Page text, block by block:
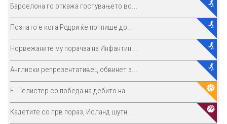
Барселона го откажа гостувањето во...
Познато е кога Родри ќе потпише до...
Норвежаните му порачаа на Инфантин...
Англиски репрезентативец обвинет з...
E. Пелистер со победа на дебито на...
Кадетите со прв пораз, Исланд шутн...